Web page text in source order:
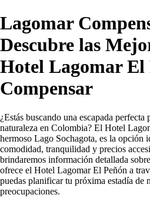
Lagomar
Descubre las
Hotel Lagomar El
Compensar
¿Estás buscando una escapada
naturaleza en Colombia? El Hotel
hermoso Lago Sochagota, es la opción
comodidad, tranquilidad y precios
brindaremos información detallada
ofrece el Hotel Lagomar El Peñón a
puedas planificar tu próxima estadía de
preocupaciones.